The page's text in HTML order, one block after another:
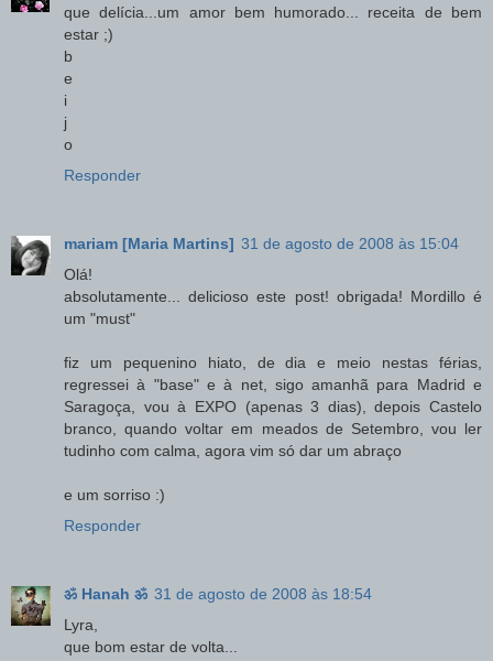
que delícia...um amor bem humorado... receita de bem
estar ;)
b
e
i
j
o
Responder
mariam [Maria Martins] 31 de agosto de 2008 às 15:04
Olá!
absolutamente... delicioso este post! obrigada! Mordillo é
um "must"
fiz um pequenino hiato, de dia e meio nestas férias,
regressei à "base" e à net, sigo amanhã para Madrid e
Saragoça, vou à EXPO (apenas 3 dias), depois Castelo
branco, quando voltar em meados de Setembro, vou ler
tudinho com calma, agora vim só dar um abraço
e um sorriso :)
Responder
ॐ Hanah ॐ 31 de agosto de 2008 às 18:54
Lyra,
que bom estar de volta...